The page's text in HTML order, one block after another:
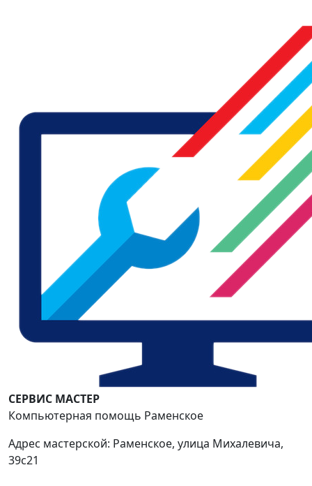
СЕРВИС МАСТЕР
Компьютерная помощь Раменское
Адрес мастерской: Раменское, улица Михалевича,
39с21